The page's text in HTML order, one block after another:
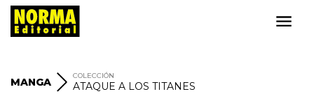
MANGA
COLECCIÓN
ATAQUE A LOS TITANES